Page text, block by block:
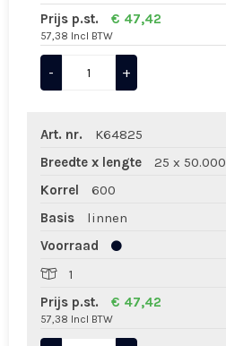
Prijs p.st.
€ 47,42
57,38 Incl BTW
- +
Art. nr.
K64825
Breedte x lengte
25 x 50.000
Korrel
600
Basis
linnen
Voorraad
1
Prijs p.st.
€ 47,42
57,38 Incl BTW